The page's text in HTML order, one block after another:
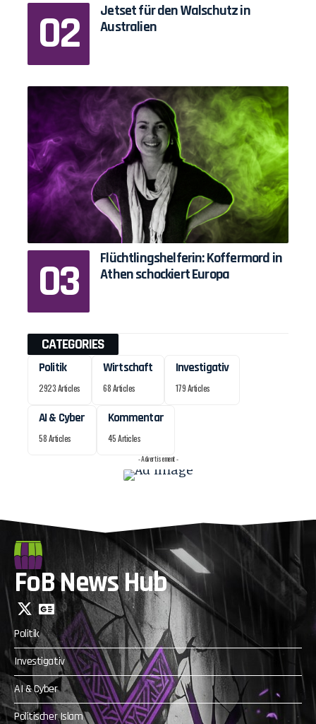
Jetset für den Walschutz in
Australien
Flüchtlingshelferin: Koffermord in
Athen schockiert Europa
CATEGORIES
Politik
2923 Articles
Wirtschaft
68 Articles
Investigativ
179 Articles
AI & Cyber
58 Articles
Kommentar
45 Articles
- Advertisement -
FoB News Hub
Politik
Investigativ
AI & Cyber
Politischer Islam